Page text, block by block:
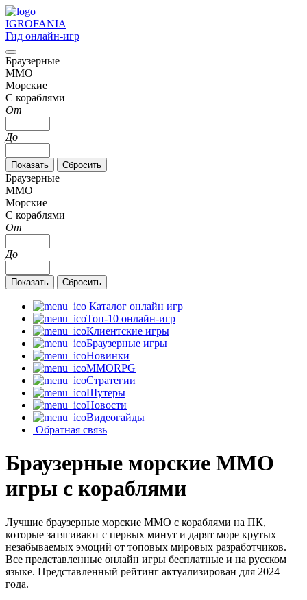
IGROFANIA
Гид онлайн-игр
Браузерные
MMO
Морские
С кораблями
От
До
Браузерные
MMO
Морские
С кораблями
От
До
Каталог онлайн игр
Топ-10 онлайн-игр
Клиентские игры
Браузерные игры
Новинки
MMORPG
Стратегии
Шутеры
Новости
Видеогайды
Обратная связь
Браузерные морские MMO
игры с кораблями
Лучшие браузерные морские MMO с кораблями на ПК,
которые затягивают с первых минут и дарят море крутых
незабываемых эмоций от топовых мировых разработчиков.
Все представленные онлайн игры бесплатные и на русском
языке. Представленный рейтинг актуализирован для 2024
года.